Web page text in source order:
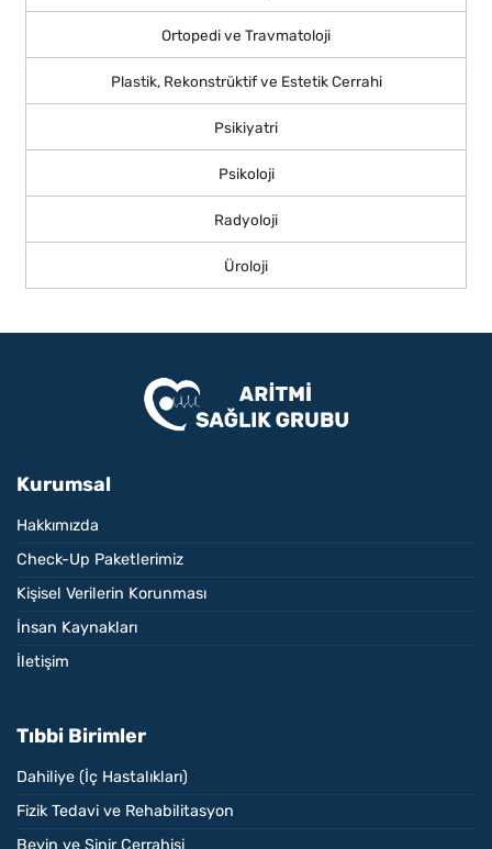
Ortopedi ve Travmatoloji
Plastik, Rekonstrüktif ve Estetik Cerrahi
Psikiyatri
Psikoloji
Radyoloji
Üroloji
Kurumsal
Hakkımızda
Check-Up Paketlerimiz
Kişisel Verilerin Korunması
İnsan Kaynakları
İletişim
Tıbbi Birimler
Dahiliye (İç Hastalıkları)
Fizik Tedavi ve Rehabilitasyon